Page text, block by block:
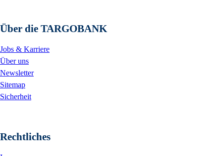
Über die TARGOBANK
Jobs & Karriere
Über uns
Newsletter
Sitemap
Sicherheit
Rechtliches